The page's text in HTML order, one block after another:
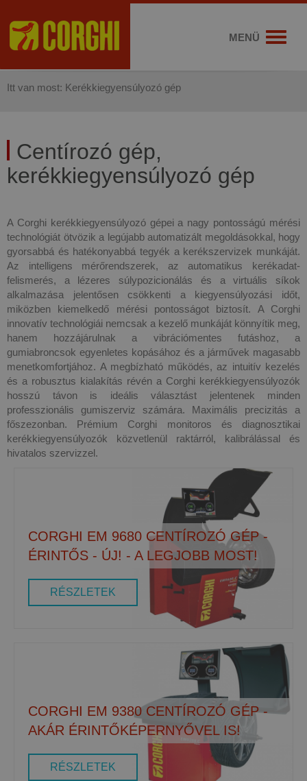
MENÜ
Itt van most: Kerékkiegyensúlyozó gép
Centírozó gép,
kerékkiegyensúlyozó gép
A Corghi kerékkiegyensúlyozó gépei a nagy pontosságú mérési
technológiát ötvözik a legújabb automatizált megoldásokkal, hogy
gyorsabbá és hatékonyabbá tegyék a kerékszervizek munkáját.
Az intelligens mérőrendszerek, az automatikus kerékadat-
felismerés, a lézeres súlypozicionálás és a virtuális síkok
alkalmazása jelentősen csökkenti a kiegyensúlyozási időt,
miközben kiemelkedő mérési pontosságot biztosít. A Corghi
innovatív technológiái nemcsak a kezelő munkáját könnyítik meg,
hanem hozzájárulnak a vibrációmentes futáshoz, a
gumiabroncsok egyenletes kopásához és a járművek magasabb
menetkomfortjához. A megbízható működés, az intuitív kezelés
és a robusztus kialakítás révén a Corghi kerékkiegyensúlyozók
hosszú távon is ideális választást jelentenek minden
professzionális gumiszerviz számára. Maximális precizitás a
főszezonban. Prémium Corghi monitoros és diagnosztikai
kerékkiegyensúlyozók közvetlenül raktárról, kalibrálással és
hivatalos szervizzel.
CORGHI EM 9680 CENTÍROZÓ GÉP -
ÉRINTŐS - ÚJ! - A LEGJOBB MOST!
RÉSZLETEK
CORGHI EM 9380 CENTÍROZÓ GÉP -
AKÁR ÉRINTŐKÉPERNYŐVEL IS!
RÉSZLETEK